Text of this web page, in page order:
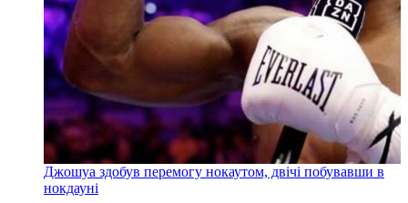
Джошуа здобув перемогу нокаутом, двічі побувавши в
нокдауні